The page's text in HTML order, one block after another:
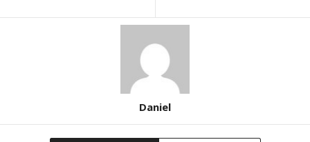
Daniel